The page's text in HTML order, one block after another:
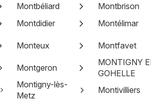
Montbéliard
Montbrison
Montdidier
Montélimar
Monteux Montfavet
Montgeron
MONTIGNY
GOHELLE
Montigny-lès-
Metz
Montivilliers